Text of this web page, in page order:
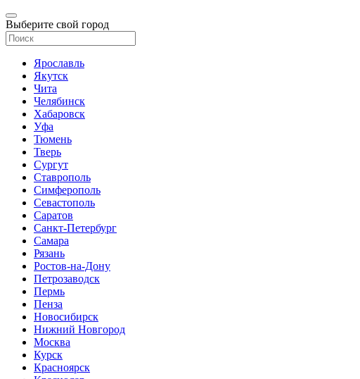
Выберите свой город
Ярославль
Якутск
Чита
Челябинск
Хабаровск
Уфа
Тюмень
Тверь
Сургут
Ставрополь
Симферополь
Севастополь
Саратов
Санкт-Петербург
Самара
Рязань
Ростов-на-Дону
Петрозаводск
Пермь
Пенза
Новосибирск
Нижний Новгород
Москва
Курск
Красноярск